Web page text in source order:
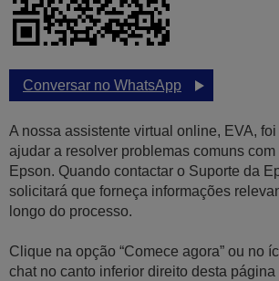
Conversar no WhatsApp
A nossa assistente virtual online, EVA,
ajudar a resolver problemas comuns com
Epson. Quando contactar o Suporte da
solicitará que forneça informações
longo do processo.
Clique na opção “Comece agora” ou no
chat no canto inferior direito desta página